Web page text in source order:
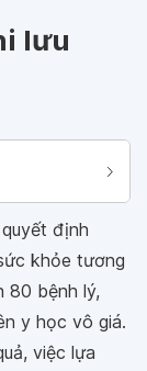
lưu
định
khỏe tương
80 bệnh lý,
y học vô giá.
việc lựa